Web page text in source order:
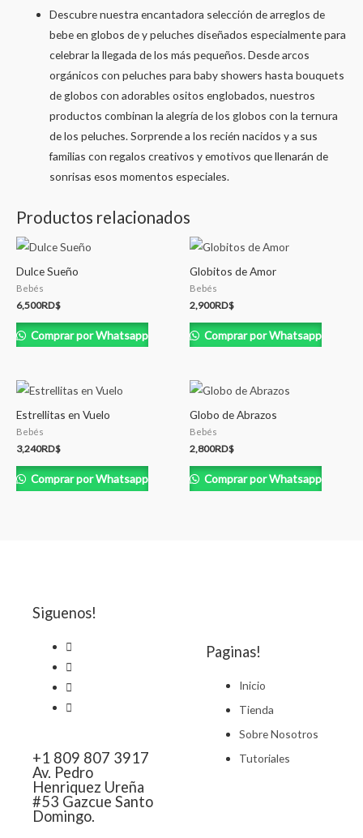
Descubre nuestra encantadora selección de arreglos de
bebe en globos de y peluches diseñados especialmente para
celebrar la llegada de los más pequeños. Desde arcos
orgánicos con peluches para baby showers hasta bouquets
de globos con adorables ositos englobados, nuestros
productos combinan la alegría de los globos con la ternura
de los peluches. Sorprende a los recién nacidos y a sus
familias con regalos creativos y emotivos que llenarán de
sonrisas esos momentos especiales.
Productos relacionados
Dulce Sueño
Bebés
6,500RD$
Comprar por Whatsapp
Globitos de Amor
Bebés
2,900RD$
Comprar por Whatsapp
Estrellitas en Vuelo
Bebés
3,240RD$
Comprar por Whatsapp
Globo de Abrazos
Bebés
2,800RD$
Comprar por Whatsapp
Siguenos!
+1 809 807 3917
Av. Pedro
Henriquez Ureña
#53 Gazcue Santo
Domingo.
Paginas!
Inicio
Tienda
Sobre Nosotros
Tutoriales